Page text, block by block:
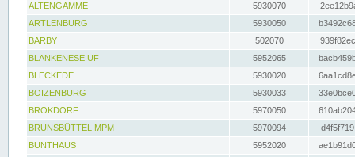
ALTENGAMME
5930070
ARTLENBURG
5930050
BARBY
502070
BLANKENESE UF
5952065
BLECKEDE
5930020
BOIZENBURG
5930033
BROKDORF
5970050
BRUNSBÜTTEL MPM
5970094
BUNTHAUS
5952020